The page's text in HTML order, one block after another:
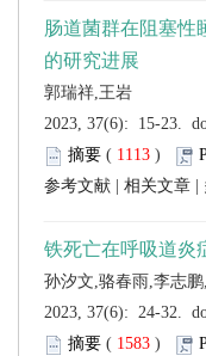
( )
( )